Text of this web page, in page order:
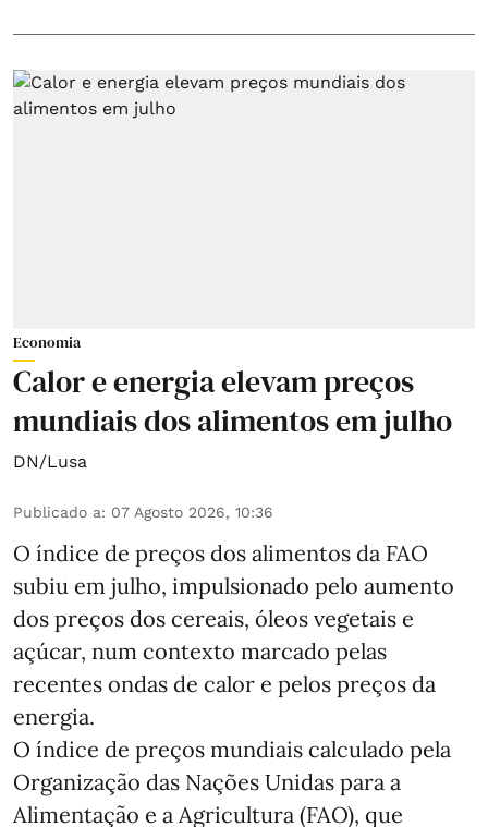
Economia
Calor e energia elevam preços
mundiais dos alimentos em julho
DN/Lusa
Publicado a: 07 Agosto 2026, 10:36
O índice de preços dos alimentos da FAO
subiu em julho, impulsionado pelo aumento
dos preços dos cereais, óleos vegetais e
açúcar, num contexto marcado pelas
recentes ondas de calor e pelos preços da
energia.
O índice de preços mundiais calculado pela
Organização das Nações Unidas para a
Alimentação e a Agricultura (FAO), que